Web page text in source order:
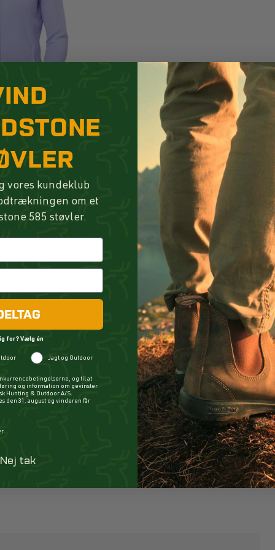
vores kundeklub
om et
585 støvler.
for? Vælg én
Jagt og Outdoor
og til at
og information om gevinster
Hunting & Outdoor A/S.
den 31. august og vinderen får
Nej tak